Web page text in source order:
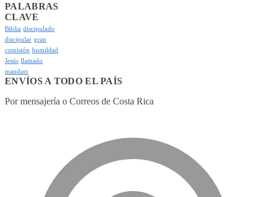
PALABRAS
CLAVE
Biblia discipulado
discipular gran
comisión humildad
Jesús llamado
mandato
ENVÍOS A TODO EL PAÍS
Por mensajería o Correos de Costa Rica